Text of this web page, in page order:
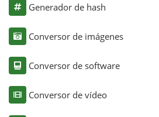
Generador de hash
Conversor de imágenes
Conversor de software
Conversor de vídeo